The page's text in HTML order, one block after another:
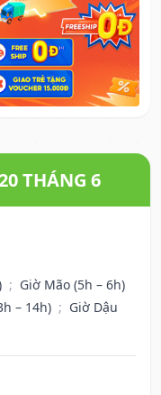
THÁNG 6
; Giờ Mão (5h – 6h)
– 14h) ; Giờ Dậu